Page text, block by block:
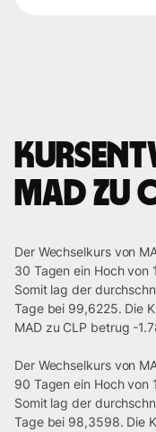
MAD zu
Der Wechselkurs von
30 Tagen ein Hoch von
Somit lag der
Tage bei 99,6225. Die
MAD zu CLP betrug -
Der Wechselkurs von
90 Tagen ein Hoch
Somit lag der
Tage bei 98,3598. Die